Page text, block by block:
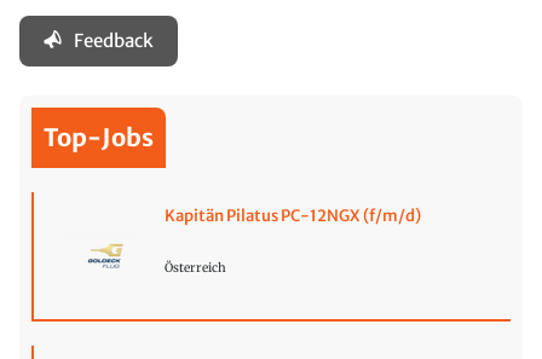
Feedback
Top-Jobs
Kapitän Pilatus PC-12NGX (f/m/d)
Österreich